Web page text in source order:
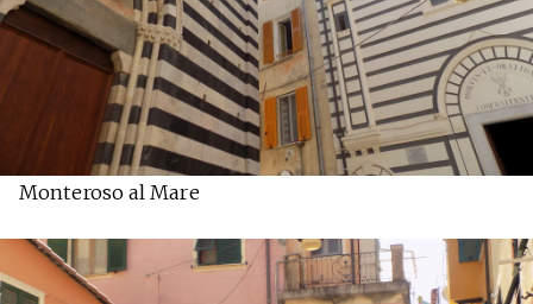
Monteroso al Mare